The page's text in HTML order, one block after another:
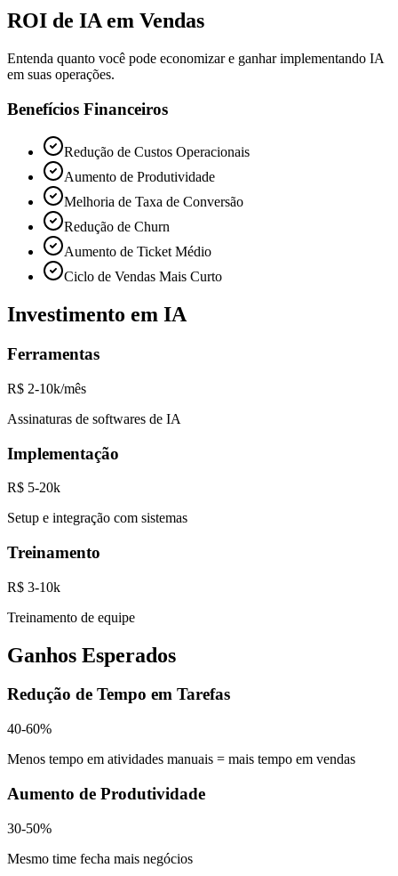
ROI de IA em Vendas
Entenda quanto você pode economizar e ganhar implementando IA
em suas operações.
Benefícios Financeiros
Redução de Custos Operacionais
Aumento de Produtividade
Melhoria de Taxa de Conversão
Redução de Churn
Aumento de Ticket Médio
Ciclo de Vendas Mais Curto
Investimento em IA
Ferramentas
R$ 2-10k/mês
Assinaturas de softwares de IA
Implementação
R$ 5-20k
Setup e integração com sistemas
Treinamento
R$ 3-10k
Treinamento de equipe
Ganhos Esperados
Redução de Tempo em Tarefas
40-60%
Menos tempo em atividades manuais = mais tempo em vendas
Aumento de Produtividade
30-50%
Mesmo time fecha mais negócios